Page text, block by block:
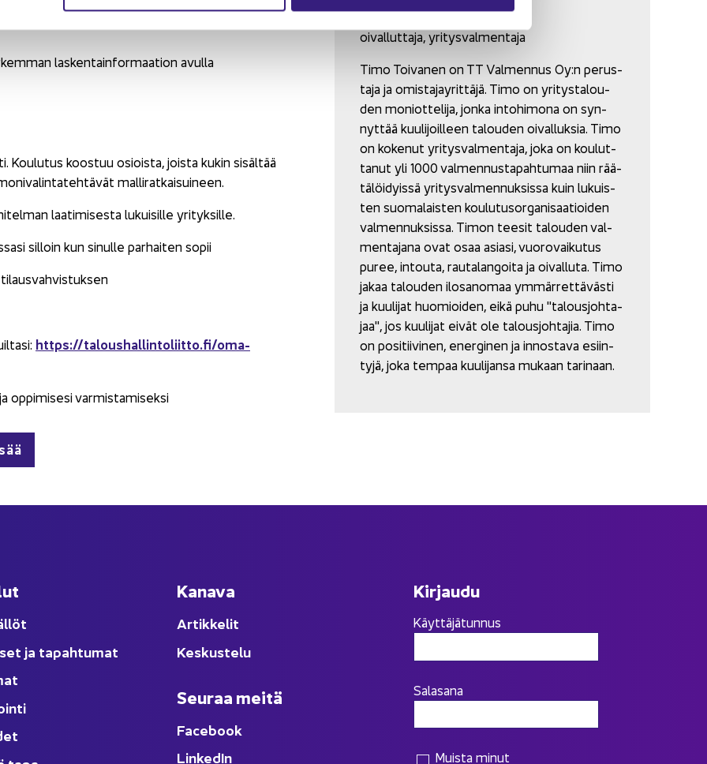
las­ken­tain­for­maa­tion avul­la
Kou­lu­tus koos­tuu osiois­ta, jois­ta kukin si­säl­tää
mal­li­rat­kai­sui­neen.
laa­ti­mi­ses­ta lu­kui­sil­le yri­tyk­sil­le.
sil­loin kun si­nul­le par­hai­ten sopii
https://ta­lous­hal­lin­to­liit­to.fi/oma-​
op­pi­mi­se­si var­mis­ta­mi­sek­si
Timo Toi­va­nen
oi­val­lut­ta­ja, yri­tys­val­men­ta­ja
Timo Toi­va­nen on TT Val­men­nus Oy:n pe­rus­
ta­ja ja omis­ta­jay­rit­tä­jä. Timo on yri­tys­ta­lou­
den mo­niot­te­li­ja, jonka in­to­hi­mo­na on syn­
nyt­tää kuu­li­joil­leen ta­lou­den oi­val­luk­sia. Timo
on ko­ke­nut yri­tys­val­men­ta­ja, joka on kou­lut­
ta­nut yli 1000 val­men­nus­ta­pah­tu­maa niin rää­
tä­löi­dyis­sä yri­tys­val­men­nuk­sis­sa kuin lu­kuis­
ten suo­ma­lais­ten kou­lu­tusor­ga­ni­saa­tioi­den
val­men­nuk­sis­sa. Timon tee­sit ta­lou­den val­
men­ta­ja­na ovat osaa asia­si, vuo­ro­vai­ku­tus
puree, in­tou­ta, rau­ta­lan­goi­ta ja oi­val­lu­ta. Timo
jakaa ta­lou­den ilo­sa­no­maa ym­mär­ret­tä­väs­ti
ja kuu­li­jat huo­mioi­den, eikä puhu "ta­lous­joh­ta­
jaa", jos kuu­li­jat eivät ole ta­lous­joh­ta­jia. Timo
on po­si­tii­vi­nen, ener­gi­nen ja in­nos­ta­va esiin­
ty­jä, joka tem­paa kuu­li­jan­sa mu­kaan ta­ri­naan.
ja ta­pah­tu­mat
Ka­na­va
Ar­tik­ke­lit
Kes­kus­te­lu
Seu­raa meitä
Face­book
Lin­ke­dIn
Kir­jau­du
Käyttäjätunnus
Salasana
Muista minut